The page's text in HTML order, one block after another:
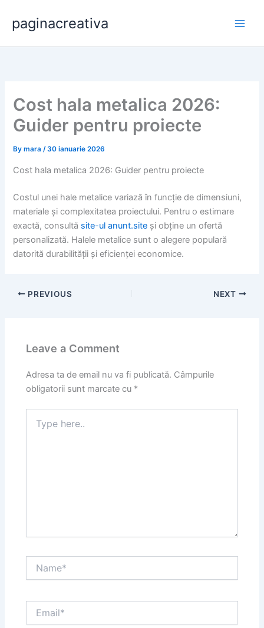
content
paginacreativa
Cost hala metalica 2026:
Guider pentru proiecte
Bymara/30 ianuarie 2026
Cost hala metalica 2026: Guider pentru proiecte
Costul unei hale metalice variază în funcție de dimensiuni,
materiale și complexitatea proiectului. Pentru o estimare
exactă, consultă site-ul anunt.site și obține un ofertă
personalizată. Halele metalice sunt o alegere populară
datorită durabilității și eficienței economice.
PREVIOUS NEXT
Leave a Comment
Adresa ta de email nu va fi publicată. Câmpurile
obligatorii sunt marcate cu *
here..